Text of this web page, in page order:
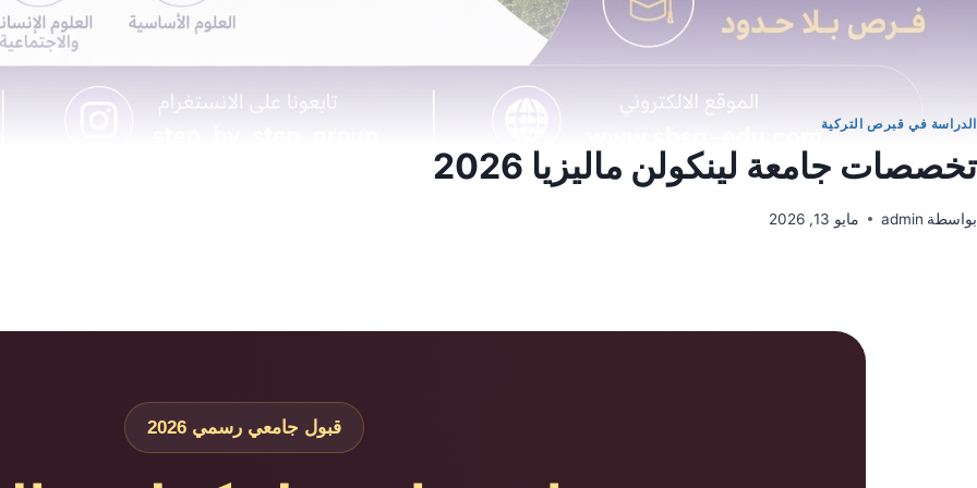
الدراسة في قبرص التركية
تخصصات جامعة لينكولن ماليزيا 2026
بواسطة admin مايو 13, 2026
قبول جامعي رسمي 2026